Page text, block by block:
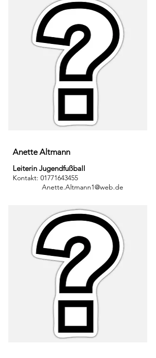
Anette Altmann
Leiterin Jugendfußball
Kontakt: 01771643455
Anette.Altmann1@web.de